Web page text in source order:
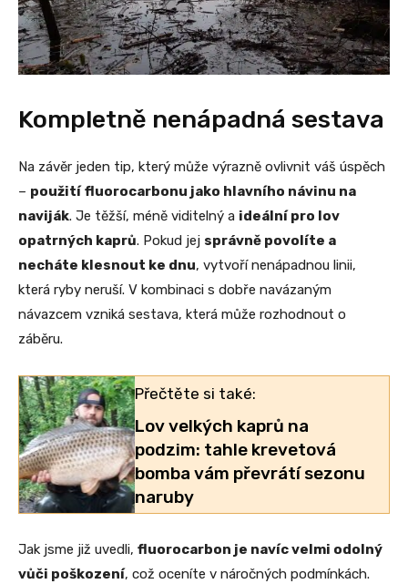
Kompletně nenápadná sestava
Na závěr jeden tip, který může výrazně ovlivnit váš úspěch
– použití fluorocarbonu jako hlavního návinu na
naviják. Je těžší, méně viditelný a ideální pro lov
opatrných kaprů. Pokud jej správně povolíte a
necháte klesnout ke dnu, vytvoří nenápadnou linii,
která ryby neruší. V kombinaci s dobře navázaným
návazcem vzniká sestava, která může rozhodnout o
záběru.
Přečtěte si také:
Lov velkých kaprů na
podzim: tahle krevetová
bomba vám převrátí sezonu
naruby
Jak jsme již uvedli, fluorocarbon je navíc velmi odolný
vůči poškození, což oceníte v náročných podmínkách.